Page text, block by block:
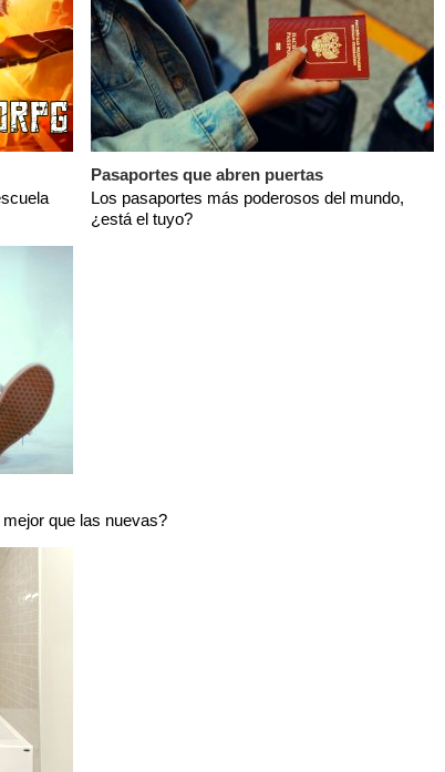
Pasaportes que abren puertas
Los pasaportes más poderosos del mundo,
¿está el tuyo?
que las nuevas?